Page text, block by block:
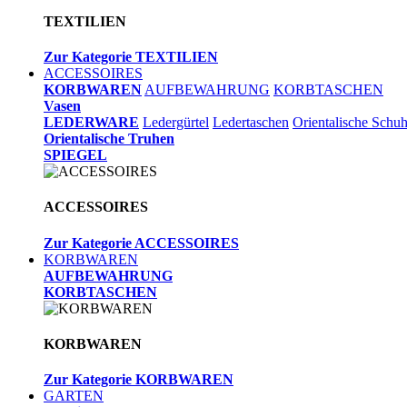
TEXTILIEN
Zur Kategorie TEXTILIEN
ACCESSOIRES
KORBWAREN AUFBEWAHRUNG KORBTASCHEN
Vasen
LEDERWARE Ledergürtel Ledertaschen Orientalische
Orientalische Truhen
SPIEGEL
ACCESSOIRES
Zur Kategorie ACCESSOIRES
KORBWAREN
AUFBEWAHRUNG
KORBTASCHEN
KORBWAREN
Zur Kategorie KORBWAREN
GARTEN